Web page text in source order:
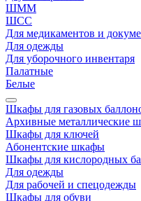
ШММ
ШСС
Для медикаментов и
Для одежды
Для уборочного инвентаря
Палатные
Белые
Шкафы для газовых
Архивные металлические
Шкафы для ключей
Абонентские шкафы
Шкафы для кислородных
Для одежды
Для рабочей и спецодежды
Шкафы для обуви